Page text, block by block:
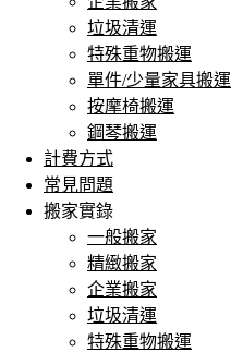
垃圾清運
特殊重物搬運
單件/少量家具搬運
按摩椅搬運
鋼琴搬運
計費方式
常見問題
搬家實錄
一般搬家
精緻搬家
企業搬家
垃圾清運
特殊重物搬運